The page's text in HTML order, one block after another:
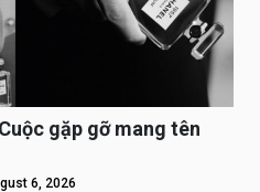
gặp gỡ mang tên
6, 2026